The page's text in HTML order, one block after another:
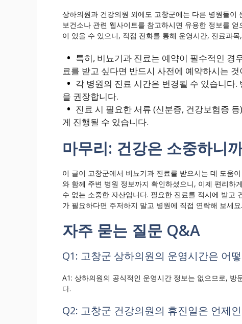
상하의원과 건강의원 외에도 고창군에는 다른 병원들
보건소나 관련 웹사이트를 참고하시면 유용한 정보를
이 있을 수 있으니, 직접 전화를 통해 운영시간, 진료과
특히, 비뇨기과 진료는 예약이 필수적인 경
료를 받고 싶다면 반드시 사전에 예약하시는
각 병원의 진료 시간은 변경될 수 있습니다
을 권장합니다.
진료 시 필요한 서류 (신분증, 건강보험증
게 진행될 수 있습니다.
마무리: 건강은 소중하니
이 글이 고창군에서 비뇨기과 진료를 받으시는 데 도움
와 함께 주변 병원 정보까지 확인하셨으니, 이제 편리하
수 없는 소중한 자산입니다. 필요한 진료를 적시에 받고
가 필요하다면 주저하지 말고 병원에 직접 연락해 보세
자주 묻는 질문 Q&A
Q1: 고창군 상하의원의 운영시간은 어
A1: 상하의원의 공식적인 운영시간 정보는 없으므로,
다.
Q2: 고창군 건강의원의 휴진일은 언제